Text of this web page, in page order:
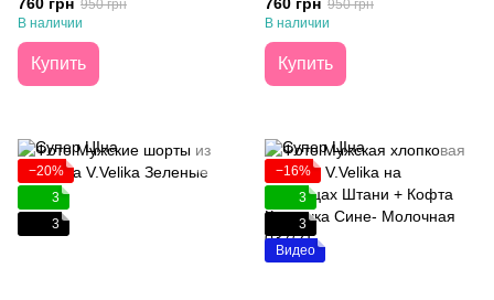
950 грн
В наличии
Купить
950 грн
В наличии
Купить
−20%
3
3
−16%
3
3
Видео